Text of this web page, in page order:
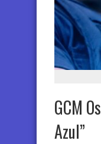
GCM
Azul”